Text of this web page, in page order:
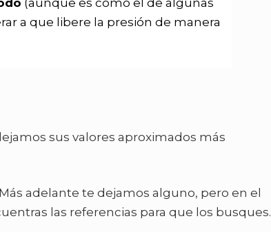
(aunque es como el de algunas
a que libere la presión de manera
sus valores aproximados más
adelante te dejamos alguno, pero en el
las referencias para que los busques.